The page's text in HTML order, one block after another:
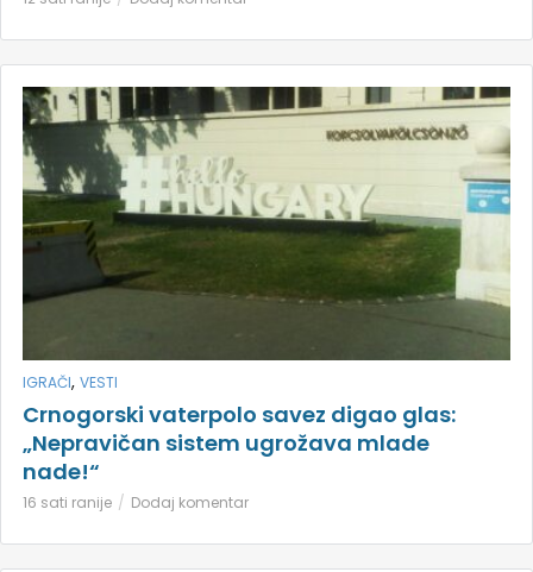
IGRAČI, VESTI
Crnogorski vaterpolo savez digao glas:
„Nepravičan sistem ugrožava mlade
nade!“
16 sati ranije Dodaj komentar